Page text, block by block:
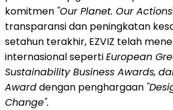
komitmen "Our Planet. Our Actions
transparansi dan peningkatan
setahun terakhir, EZVIZ telah
internasional sepertiEuropean
Sustainability Business Awards,
Awarddengan penghargaan
Change".